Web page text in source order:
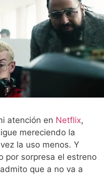
atención en Netflix,
mereciendo la
la uso menos. Y
por sorpresa el estreno
que a no va a